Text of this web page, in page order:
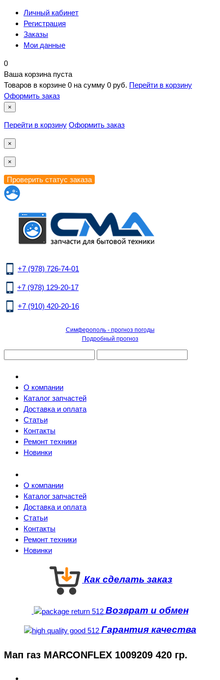
Личный кабинет
Регистрация
Заказы
Мои данные
0
Ваша корзина пуста
Товаров в корзине 0 на сумму 0 руб. Перейти в корзину
Оформить заказ
×
Перейти в корзину Оформить заказ
×
×
+7 (978) 726-74-01
+7 (978) 129-20-17
+7 (910) 420-20-16
Симферополь - прогноз погоды
Подробный прогноз
О компании
Каталог запчастей
Доставка и оплата
Статьи
Контакты
Ремонт техники
Новинки
О компании
Каталог запчастей
Доставка и оплата
Статьи
Контакты
Ремонт техники
Новинки
Как сделать заказ
Возврат и обмен
Гарантия качества
Мап газ MARCONFLEX 1009209 420 гр.